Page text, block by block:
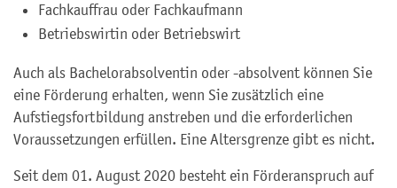
Fachkauffrau oder Fachkaufmann
Betriebswirtin oder Betriebswirt
Auch als Bachelorabsolventin oder -absolvent können Sie
eine Förderung erhalten, wenn Sie zusätzlich eine
Aufstiegsfortbildung anstreben und die erforderlichen
Voraussetzungen erfüllen. Eine Altersgrenze gibt es nicht.
Seit dem 01. August 2020 besteht ein Förderanspruch auf